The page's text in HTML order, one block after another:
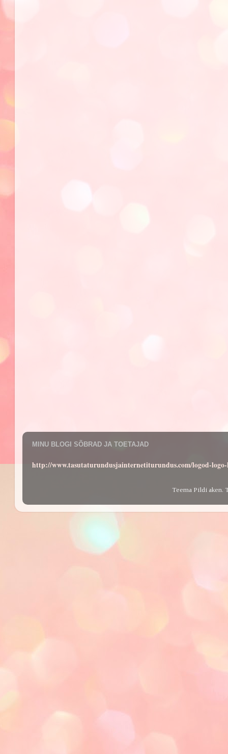
MINU BLOGI SÕBRAD JA TOETAJAD
http://www.tasutaturundusjainternetiturundus.com/logod-
Teema Pildi aken.